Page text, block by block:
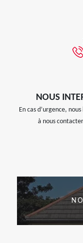
NOUS
En cas d’urgence,
à nous